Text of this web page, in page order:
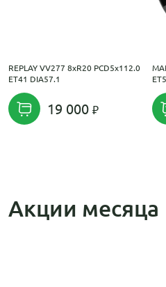
REPLAY VV277 8xR20 PCD5x112.0
ET41 DIA57.1
19 000
Акции месяца